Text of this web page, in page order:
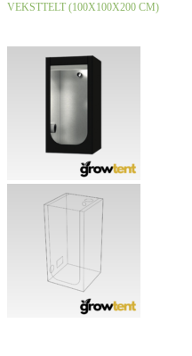
VEKSTTELT (100X100X200 CM)